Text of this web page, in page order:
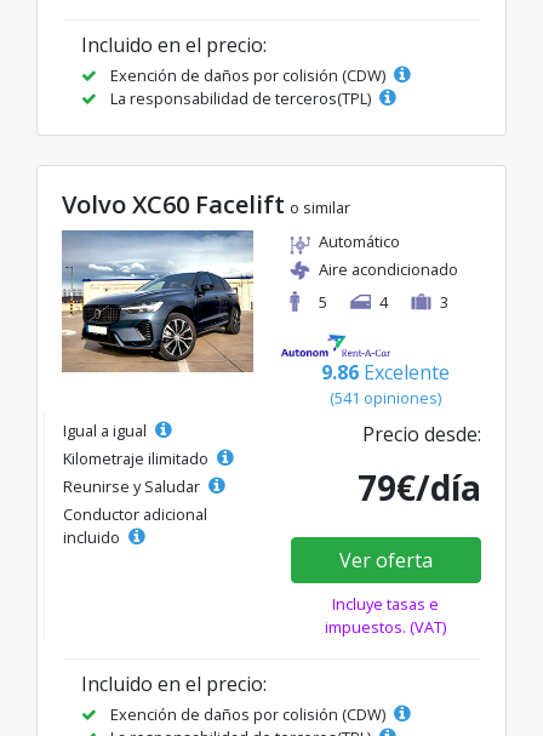
Incluido en el precio:
Exención de daños por colisión (CDW)
La responsabilidad de terceros(TPL)
Volvo XC60 Facelift o similar
Automático
Aire acondicionado
5
4 3
9.86 Excelente
(541 opiniones)
Igual a igual
Kilometraje ilimitado
Reunirse y Saludar
Conductor adicional
incluido
Precio desde:
79€/día
Ver oferta
Incluye tasas e
impuestos. (VAT)
Incluido en el precio:
Exención de daños por colisión (CDW)